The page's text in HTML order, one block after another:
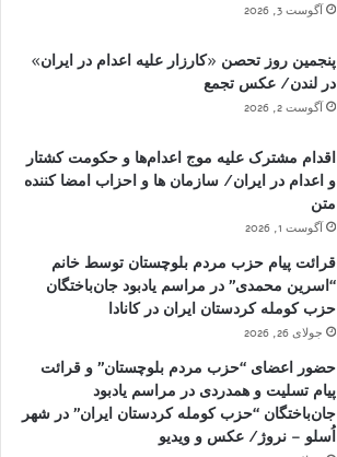
آگوست 3, 2026
پنجمین روز تحصن «کارزار علیه اعدام در ایران»
در لندن/ عکس تجمع
آگوست 2, 2026
اقدام مشترک علیه موج اعدام‌ها و حکومت کشتار
و اعدام در ایران/ سازمان ها و احزاب امضا کننده
متن
آگوست 1, 2026
قرائت پیام حزب مردم بلوچستان توسط خانم
“اسرین محمدی” در مراسم یادبود جان‌باختگان
حزب کومله کردستان ایران در کانادا
جولای 26, 2026
حضور اعضای “حزب مردم بلوچستان” و قرائت
پیام تسلیت و همدردی در مراسم یادبود
جان‌باختگان “حزب کومله کردستان ایران” در شهر
اُسلو – نروژ/ عکس و ویدیو